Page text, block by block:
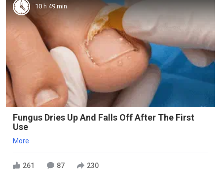
10 h 49 min
Fungus Dries Up And Falls Off After The First
Use
More
261 87 230